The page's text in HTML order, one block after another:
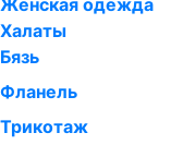
Халаты
Бязь
Фланель
Трикотаж